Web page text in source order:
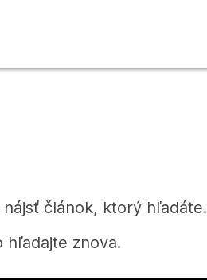
článok, ktorý hľadáte.
hľadajte znova.